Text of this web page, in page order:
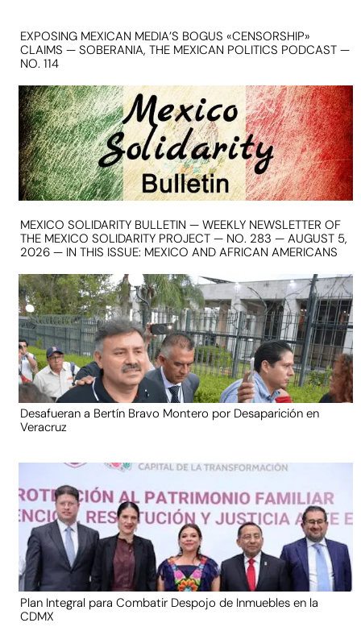
EXPOSING MEXICAN MEDIA’S BOGUS «CENSORSHIP»
CLAIMS — SOBERANIA, THE MEXICAN POLITICS PODCAST —
NO. 114
MEXICO SOLIDARITY BULLETIN — WEEKLY NEWSLETTER OF
THE MEXICO SOLIDARITY PROJECT — NO. 283 — AUGUST 5,
2026 — IN THIS ISSUE: MEXICO AND AFRICAN AMERICANS
Desafueran a Bertín Bravo Montero por Desaparición en
Veracruz
Plan Integral para Combatir Despojo de Inmuebles en la
CDMX